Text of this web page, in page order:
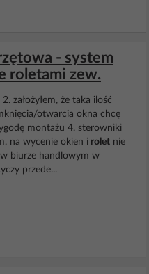
- system
roletami zew.
założyłem, że taka ilość
otwarcia okna chcę
montażu 4. sterowniki
na wycenie okien i rolet nie
w biurze handlowym w
przede...